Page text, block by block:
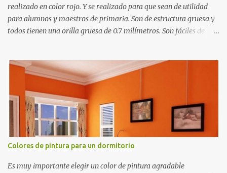
realizado en color rojo. Y se realizado para que sean de utilidad
para alumnos y maestros de primaria. Son de estructura gruesa y
todos tienen una orilla gruesa de 0.7 milímetros. Son fáciles de
matemáticos, para decorar los cumpleaños de los niños, entre
otras cosas.
Colores de pintura para un dormitorio
Es muy importante elegir un color de pintura agradable